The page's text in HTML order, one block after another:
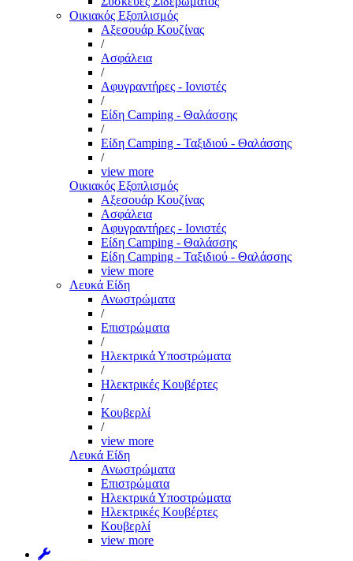
Οικιακός Εξοπλισμός
Αξεσουάρ Κουζίνας
/
Ασφάλεια
/
Αφυγραντήρες - Ιονιστές
/
Είδη Camping - Θαλάσσης
/
Είδη Camping - Ταξιδιού - Θαλάσσης
/
view more
Οικιακός Εξοπλισμός
Αξεσουάρ Κουζίνας
Ασφάλεια
Αφυγραντήρες - Ιονιστές
Είδη Camping - Θαλάσσης
Είδη Camping - Ταξιδιού - Θαλάσσης
view more
Λευκά Είδη
Ανωστρώματα
/
Επιστρώματα
/
Ηλεκτρικά Υποστρώματα
/
Ηλεκτρικές Κουβέρτες
/
Κουβερλί
/
view more
Λευκά Είδη
Ανωστρώματα
Επιστρώματα
Ηλεκτρικά Υποστρώματα
Ηλεκτρικές Κουβέρτες
Κουβερλί
view more